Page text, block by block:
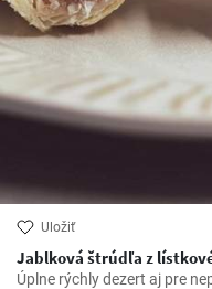
Uložiť
Jablková štrúdľa z
Úplne rýchly dezert aj pre